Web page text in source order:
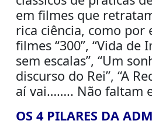
em filmes que
rica ciência, como por
filmes “300”, “Vida de
sem escalas”, “Um
discurso do Rei”, “A
aí vai…….. Não faltam
OS 4 PILARES DA